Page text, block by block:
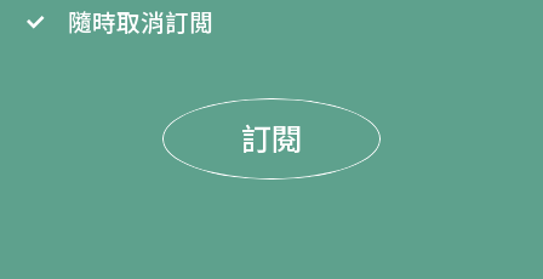
隨時取消訂閲
訂閱